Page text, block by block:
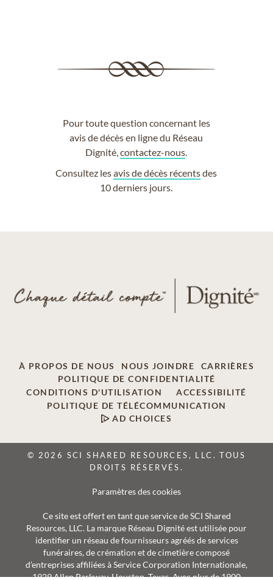
Pour toute question concernant les
avis de décès en ligne du Réseau
Dignité,contactez-nous
Consultez lesavis de décès récentsdes
10 derniers jours.
À PROPOS DE NOUS NOUS JOINDRE
CARRIÈRES
POLITIQUE DE CONFIDENTIALITÉ
CONDITIONS D'UTILISATION
ACCESSIBILITÉ
POLITIQUE DE TÉLÉCOMMUNICATION
AD CHOICES
© 2026 SCI SHARED RESOURCES, LLC. TOUS
DROITS RÉSERVÉS.
Paramètres des cookies
Ce site est offert en tant que service de SCI Shared
Resources, LLC. La marque Réseau Dignité est utilisée pour
identifier un réseau de fournisseurs agréés de services
funéraires, de crémation et de cimetière composé
d’entreprises affiliées à Service Corporation Internationale,
1929 Allen Parkway, Houston, Texas. Avec plus de 1900